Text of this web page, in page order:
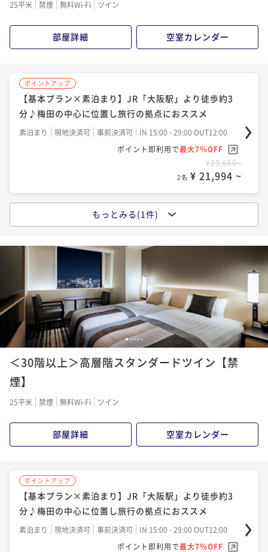
25平米 禁煙 無料Wi-Fi ツイン
部屋詳細 空室カレンダー
ポイントアップ
【基本プラン×素泊まり】JR「大阪駅」より徒歩約3
分♪梅田の中心に位置し旅行の拠点におススメ
素泊まり 現地決済可 事前決済可
IN 15:00 - 29:00 OUT12:00
ポイント即利用で最大7％OFF
¥23,650~
2名 ¥ 21,994 ~
【基本プラン×朝食付き】JR「大阪駅」より徒歩約3
分♪梅田の中心に位置し旅行の拠点におススメ
事前決済可
IN 15:00 - 29:00 OUT12:00
ポイント即利用で最大7％OFF
¥29,150~
2名 ¥ 27,109 ~
もっとみる(1件)
12345
＜30階以上＞高層階スタンダードツイン【禁
煙】
25平米 禁煙 無料Wi-Fi ツイン
部屋詳細 空室カレンダー
ポイントアップ
【基本プラン×素泊まり】JR「大阪駅」より徒歩約3
分♪梅田の中心に位置し旅行の拠点におススメ
素泊まり 現地決済可 事前決済可
IN 15:00 - 29:00 OUT12:00
ポイント即利用で最大7％OFF